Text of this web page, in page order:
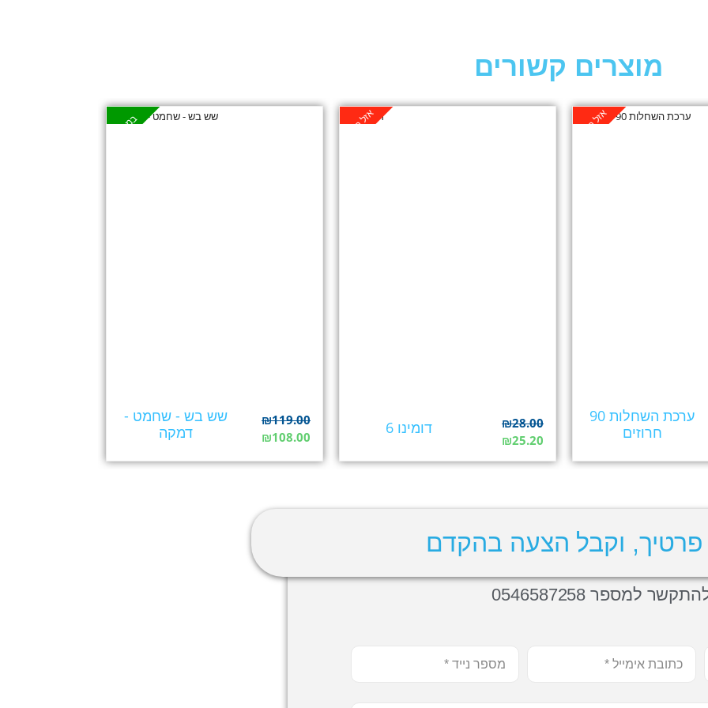
מוצרים קשורים
אזל במלאי
ערכת השחלות 90
חרוזים
אזל במלאי
דומינו 6 ₪28.00
₪25.20
במבצע
שש בש - שחמט -
דמקה
₪119.00
₪108.00
וקבל הצעה בהקדם
למספר 0546587258